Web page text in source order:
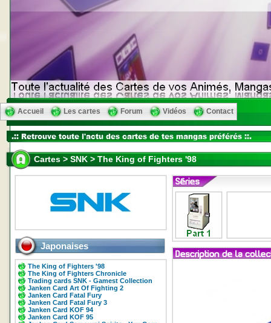
Accueil Les cartes Forum Vidéos Contact
Cartes > SNK > The King of Fighters '98
Japonaises
The King of Fighters '98
The King of Fighters Chronicle
Trading cards SNK - Gamest Collection
Janken Card Art Of Fighting 2
Janken Card Fatal Fury
Janken Card Fatal Fury 3
Janken Card KOF 94
Janken Card KOF 95